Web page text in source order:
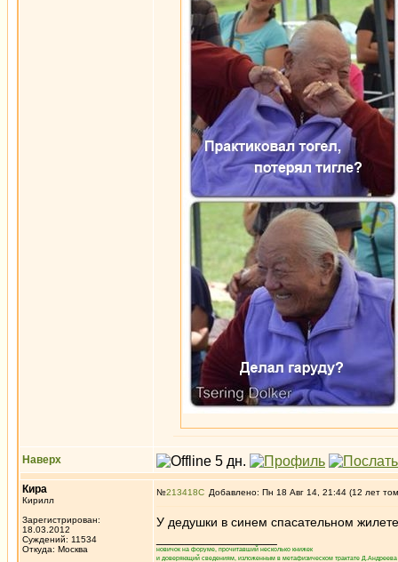
Наверх
Кира
Кирилл
Зарегистрирован:
18.03.2012
Суждений: 11534
Откуда: Москва
№213418 Добавлено: Пн 18 Авг 14, 21:44 (12 лет
У дедушки в синем спасательном
новичок на форуме, прочитавший несколько книжек
и доверяющий сведениям, изложенным в метафизическом трактате